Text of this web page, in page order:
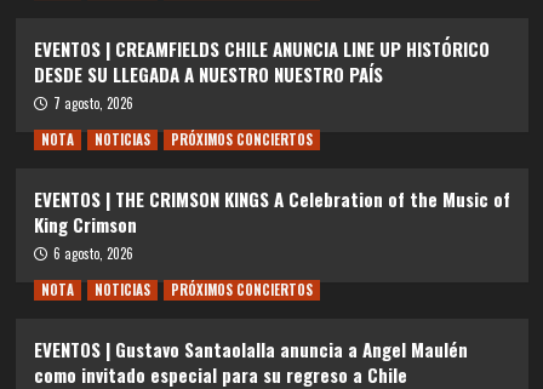
EVENTOS | CREAMFIELDS CHILE ANUNCIA LINE UP HISTÓRICO
DESDE SU LLEGADA A NUESTRO NUESTRO PAÍS
7 agosto, 2026
NOTA
NOTICIAS PRÓXIMOS CONCIERTOS
EVENTOS | THE CRIMSON KINGS A Celebration of the Music of
King Crimson
6 agosto, 2026
NOTA
NOTICIAS PRÓXIMOS CONCIERTOS
EVENTOS | Gustavo Santaolalla anuncia a Angel Maulén
como invitado especial para su regreso a Chile